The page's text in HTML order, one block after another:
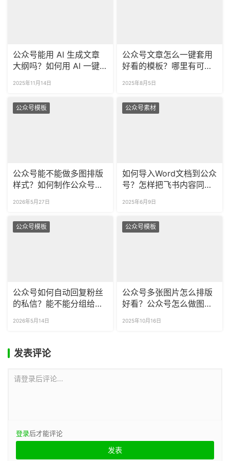
公众号能用 AI 生成文章
大纲吗？如何用 AI 一键
2025年11月14日
公众号文章怎么一键套用
好看的模板？哪里有可商
2025年8月5日
公众号模板
公众号能不能做多图排版
样式？如何制作公众号滑
2026年5月27日
公众号素材
如何导入Word文档到公众
号？怎样把飞书内容同步
2025年6月9日
公众号模板
公众号如何自动回复粉丝
的私信？能不能分组给粉
2026年5月14日
公众号模板
公众号多张图片怎么排版
好看？公众号怎么做图片
2025年10月16日
发表评论
请登录后评论...
登录后才能评论